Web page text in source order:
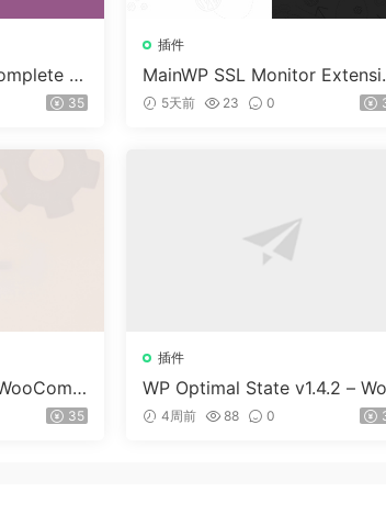
F
35
插件
MainWP SSL Monitor
n v5.2
5天前 23 0
35
插件
WP Optimal State v1.4.2 –
dPress 優化、清理和安全套件
4周前 88 0